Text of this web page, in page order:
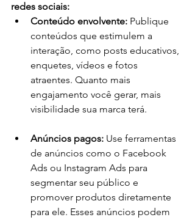
redes sociais:
Conteúdo envolvente: Publique
conteúdos que estimulem a
interação, como posts educativos,
enquetes, vídeos e fotos
atraentes. Quanto mais
engajamento você gerar, mais
visibilidade sua marca terá.
Anúncios pagos: Use ferramentas
de anúncios como o Facebook
Ads ou Instagram Ads para
segmentar seu público e
promover produtos diretamente
para ele. Esses anúncios podem